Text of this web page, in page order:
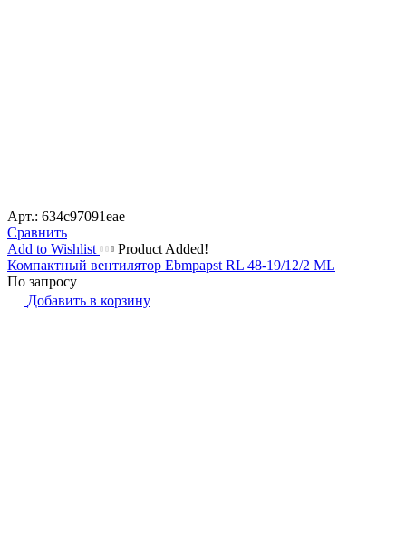
Арт.: 634c97091eae
Сравнить
Add to Wishlist
Product Added!
Компактный вентилятор Ebmpapst RL 48-19/12/2 ML
По запросу
Добавить в корзину